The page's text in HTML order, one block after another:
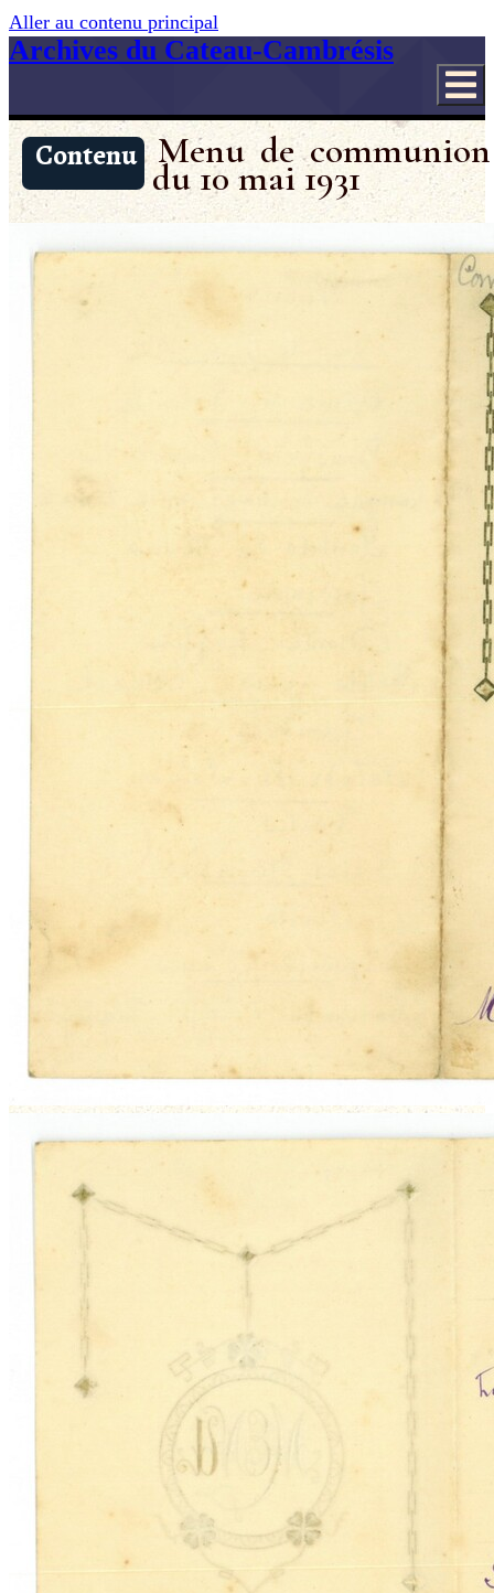
Aller au contenu principal
Archives du Cateau-Cambrésis
Contenu Menu de communion
du 10 mai 1931